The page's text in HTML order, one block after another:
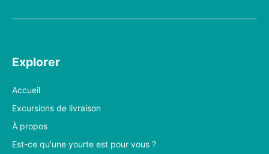
Explorer
Accueil
Excursions de livraison
À propos
Est-ce qu'une yourte est pour vous ?